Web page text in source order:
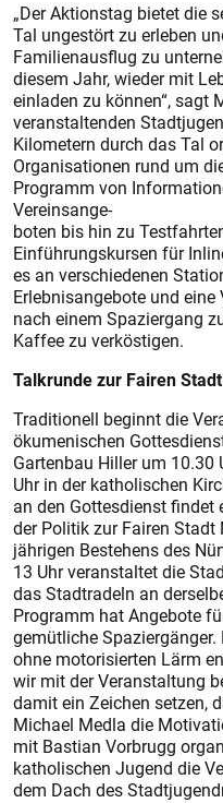
„Der Aktionstag bietet die
Tal ungestört zu erleben
Familienausflug zu
diesem Jahr, wieder mit
einladen zu können“, sagt
veranstaltenden
Kilometern durch das Tal
Organisationen rund um
Programm von
Vereinsange-
boten bis hin zu
Einführungskursen für
es an verschiedenen
Erlebnisangebote und
nach einem Spaziergang
Kaffee zu verköstigen.
Talkrunde zur Fairen Stadt
Traditionell beginnt die
ökumenischen
Gartenbau Hiller um 10.30
Uhr in der katholischen
an den Gottesdienst findet
der Politik zur Fairen
jährigen Bestehens des
13 Uhr veranstaltet die
das Stadtradeln an
Programm hat Angebote
gemütliche
ohne motorisierten Lärm
wir mit der Veranstaltung
damit ein Zeichen setzen,
Michael Medla die
mit Bastian Vorbrugg
katholischen Jugend die
dem Dach des